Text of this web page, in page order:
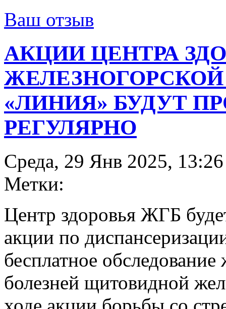
Ваш отзыв
АКЦИИ ЦЕНТРА
«ЛИНИЯ» БУДУТ
РЕГУЛЯРНО
Среда, 29 Янв 2025,
Метки:
Центр здоровья ЖГБ
акции по
бесплатное
болезней щитовидной